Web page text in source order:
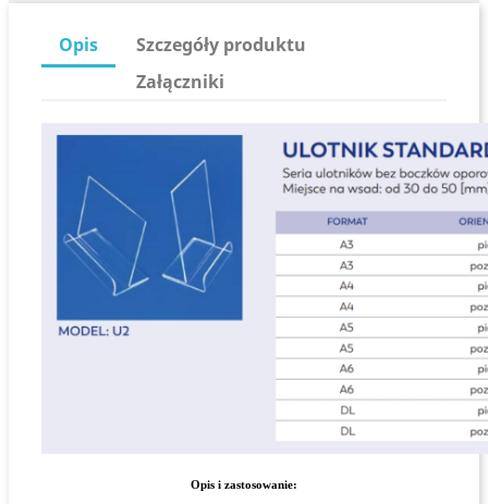
Opis
Szczegóły produktu
Załączniki
Opis i zastosowanie: